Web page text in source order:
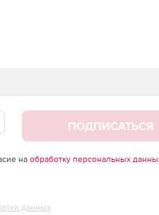
ПОДПИСАТЬСЯ
на обработку персональных
данных